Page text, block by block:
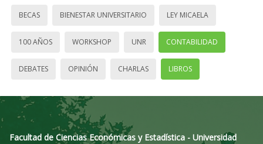
BECAS BIENESTAR UNIVERSITARIO LEY MICAELA
100 AÑOS WORKSHOP UNR CONTABILIDAD
DEBATES OPINIÓN CHARLAS LIBROS
Facultad de Ciencias Económicas y Estadística - Universidad